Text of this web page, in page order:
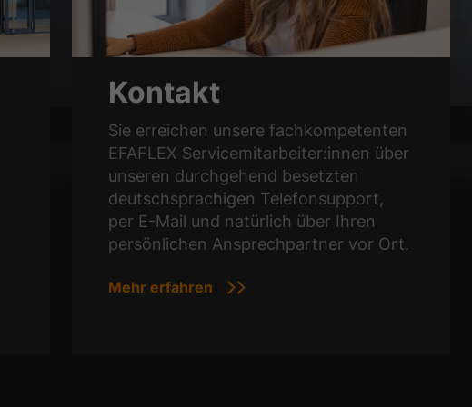
Kontakt
Sie erreichen unsere fachkompetenten
EFAFLEX Servicemitarbeiter:innen über
unseren durchgehend besetzten
deutschsprachigen Telefonsupport,
per E-Mail und natürlich über Ihren
persönlichen Ansprechpartner vor Ort.
Mehr erfahren